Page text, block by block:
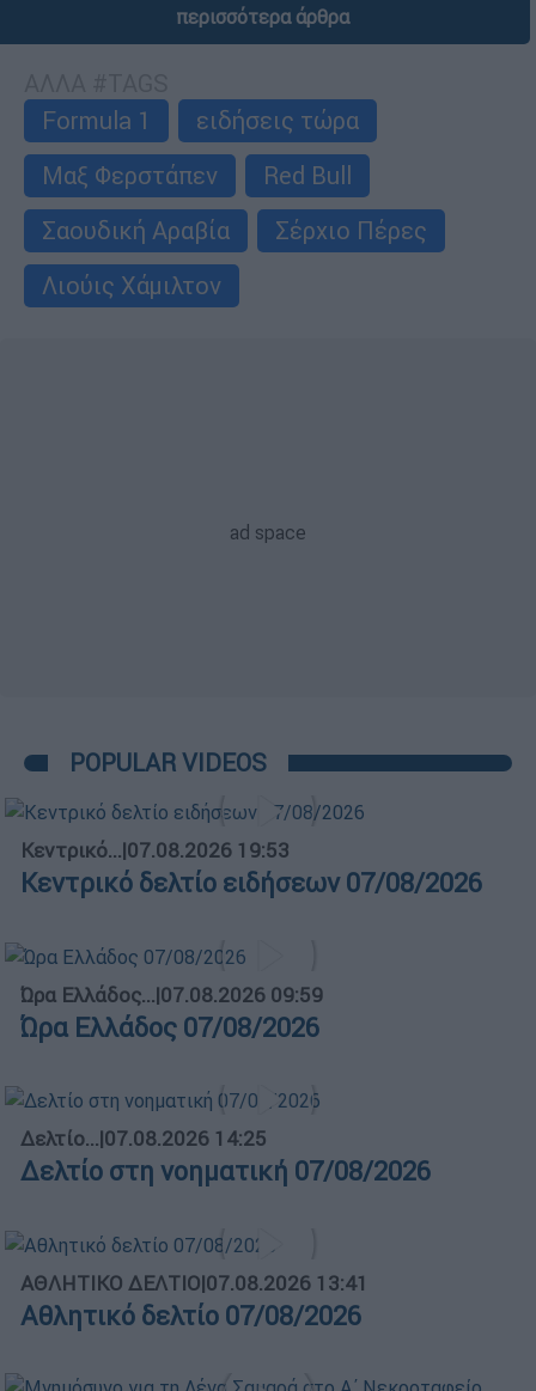
περισσότερα άρθρα
Formula 1
ειδήσεις τώρα
Μαξ Φερστάπεν
Red Bull
Σαουδική Αραβία
Σέρχιο Πέρες
Λιούις Χάμιλτον
POPULAR VIDEOS
Κεντρικό...|07.08.2026 19:53
Κεντρικό δελτίο ειδήσεων 07/08/2026
Ώρα Ελλάδος...|07.08.2026 09:59
Ώρα Ελλάδος 07/08/2026
Δελτίο...|07.08.2026 14:25
Δελτίο στη νοηματική 07/08/2026
ΑΘΛΗΤΙΚΟ ΔΕΛΤΙΟ|07.08.2026 13:41
Αθλητικό δελτίο 07/08/2026